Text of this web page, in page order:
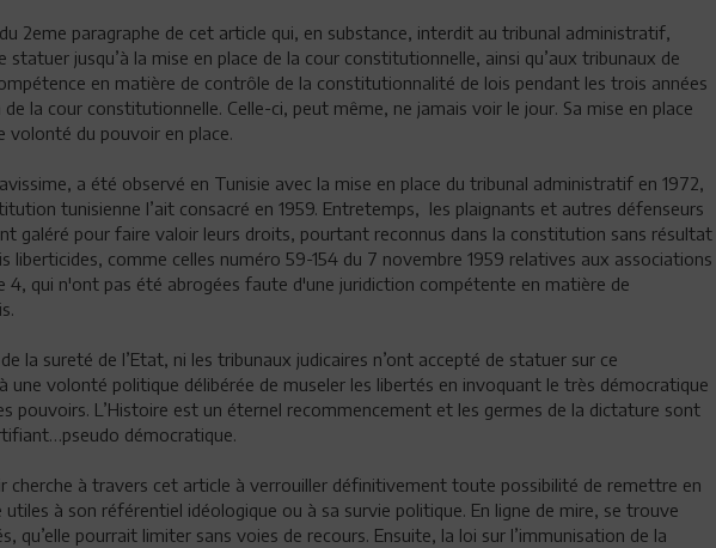
2eme paragraphe de cet article qui, en substance, interdit au tribunal administratif,
statuer jusqu’à la mise en place de la cour constitutionnelle, ainsi qu’aux tribunaux de
en matière de contrôle de la constitutionnalité de lois pendant les trois années
la cour constitutionnelle. Celle-ci, peut même, ne jamais voir le jour. Sa mise en place
volonté du pouvoir en place.
a été observé en Tunisie avec la mise en place du tribunal administratif en 1972,
tunisienne l’ait consacré en 1959. Entretemps, les plaignants et autres défenseurs
galéré pour faire valoir leurs droits, pourtant reconnus dans la constitution sans résultat
liberticides, comme celles numéro 59-154 du 7 novembre 1959 relatives aux associations
4, qui n'ont pas été abrogées faute d'une juridiction compétente en matière de
la sureté de l’Etat, ni les tribunaux judicaires n’ont accepté de statuer sur ce
une volonté politique délibérée de museler les libertés en invoquant le très démocratique
pouvoirs. L’Histoire est un éternel recommencement et les germes de la dictature sont
démocratique.
cherche à travers cet article à verrouiller définitivement toute possibilité de remettre en
utiles à son référentiel idéologique ou à sa survie politique. En ligne de mire, se trouve
qu’elle pourrait limiter sans voies de recours. Ensuite, la loi sur l’immunisation de la